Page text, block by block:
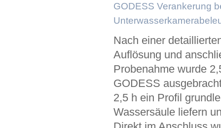
GODESS Verankerung
Nach einer
Auflösung und
Probenahme wurde
GODESS
2,5 h ein Profil
Wassersäule liefern